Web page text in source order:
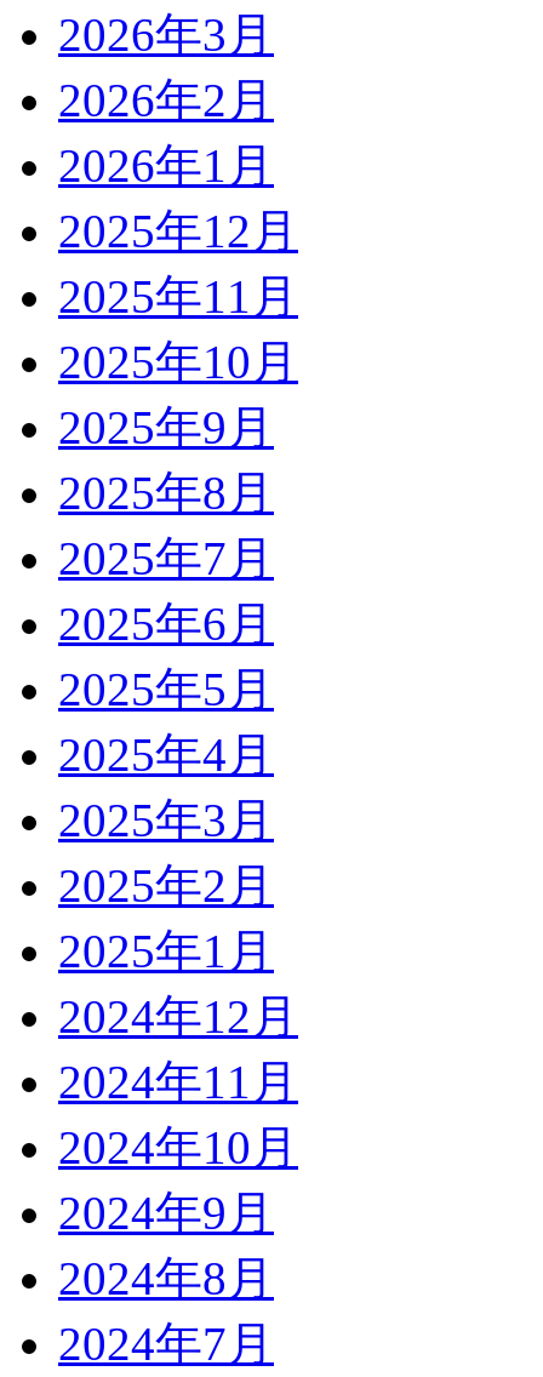
2026年3月
2026年2月
2026年1月
2025年12月
2025年11月
2025年10月
2025年9月
2025年8月
2025年7月
2025年6月
2025年5月
2025年4月
2025年3月
2025年2月
2025年1月
2024年12月
2024年11月
2024年10月
2024年9月
2024年8月
2024年7月